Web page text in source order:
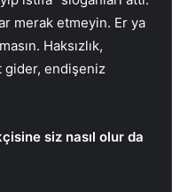
merak etmeyin. Er ya
Haksızlık,
gider, endişeniz
siz nasıl olur da